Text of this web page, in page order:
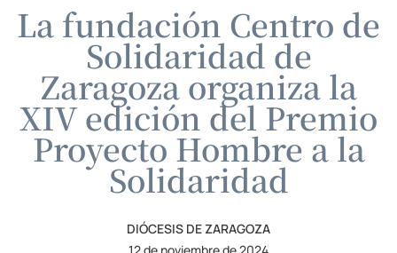
La fundación Centro de
Solidaridad de
Zaragoza organiza la
XIV edición del Premio
Proyecto Hombre a la
Solidaridad
DIÓCESIS DE ZARAGOZA